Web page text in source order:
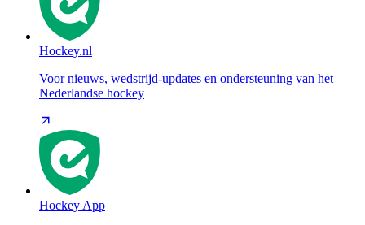
Hockey.nl
Voor nieuws, wedstrijd-updates en ondersteuning van het
Nederlandse hockey
Hockey App